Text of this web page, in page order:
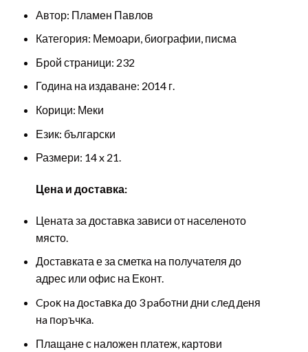
Автор: Пламен Павлов
Категория: Мемоари, биографии, писма
Брой страници: 232
Година на издаване: 2014 г.
Корици: Меки
Език: български
Размери: 14 x 21.
Цена и доставка:
Цената за доставка зависи от населеното
място.
Доставката е за сметка на получателя до
адрес или офис на Еконт.
Cpoĸ нa дocтaвĸa до 3 paбoтни дни cлeд дeня
нa пopъчĸa.
Плащане с наложен платеж, картови